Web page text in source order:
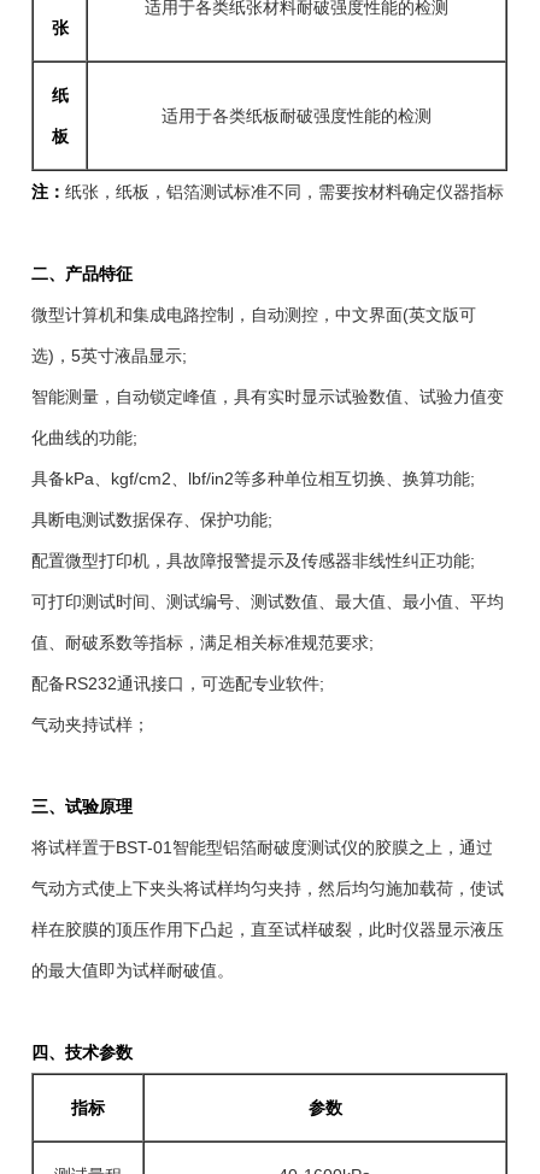
张
适用于各类纸张材料耐破强度性能的检测
纸
板
适用于各类纸板耐破强度性能的检测
注：纸张，纸板，铝箔测试标准不同，需要按材料确定仪器指标
二、产品特征
微型计算机和集成电路控制，自动测控，中文界面(英文版可
选)，5英寸液晶显示;
智能测量，自动锁定峰值，具有实时显示试验数值、试验力值变
化曲线的功能;
具备kPa、kgf/cm2、lbf/in2等多种单位相互切换、换算功能;
具断电测试数据保存、保护功能;
配置微型打印机，具故障报警提示及传感器非线性纠正功能;
可打印测试时间、测试编号、测试数值、最大值、最小值、平均
值、耐破系数等指标，满足相关标准规范要求;
配备RS232通讯接口，可选配专业软件;
气动夹持试样；
三、试验原理
将试样置于BST-01智能型铝箔耐破度测试仪的胶膜之上，通过
气动方式使上下夹头将试样均匀夹持，然后均匀施加载荷，使试
样在胶膜的顶压作用下凸起，直至试样破裂，此时仪器显示液压
的最大值即为试样耐破值。
四、技术参数
指标 参数